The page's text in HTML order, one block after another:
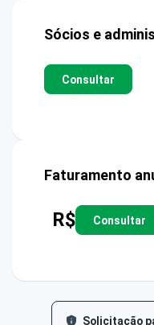
Sócios e
Consultar
Faturamento
R$ Consultar
Solicitação